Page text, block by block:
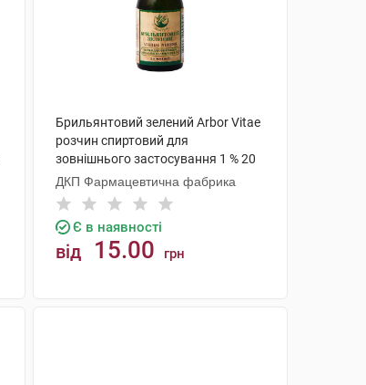
Брильянтовий зелений Arbor Vitae
розчин спиртовий для
зовнішнього застосування 1 % 20
мл 1 флакон
ДКП Фармацевтична фабрика
Є в наявності
від 15.00 грн